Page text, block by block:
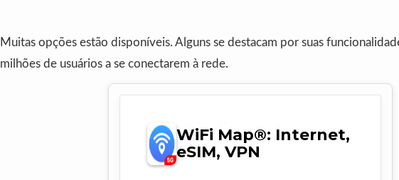
Muitas opções estão disponíveis. Alguns se destacam por suas
milhões de usuários a se conectarem à rede.
WiFi Map®: Internet,
eSIM, VPN